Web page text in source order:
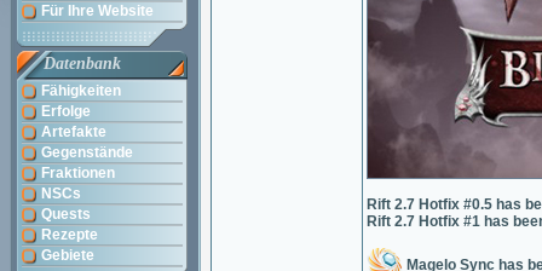
Für Ihre Website
Datenbank
Fähigkeiten
Erfolge
Artefakte
Gegenstände
Fraktionen
NSCs
Quests
Rezepte
Gebiete
Rift 2.7 Hotfix #0.5 has
Rift 2.7 Hotfix #1 has
Magelo Sync has